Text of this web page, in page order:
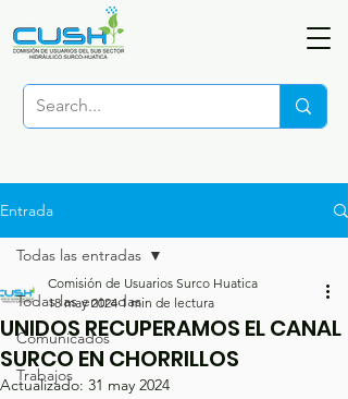
Entrada
Todas las entradas
Comunicados
Trabajos
Todas las entradas
UNIDOS RECUPERAMOS EL CANAL
SURCO EN CHORRILLOS
Comisión de Usuarios Surco Huatica
18 may 2024 1 min de lectura
Actualizado: 31 may 2024